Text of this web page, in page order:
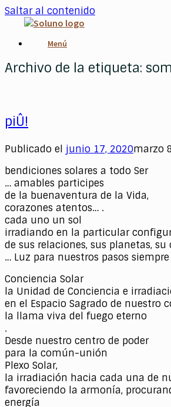
Saltar al contenido
Menú
Archivo de la etiqueta:
piÛ!
Publicado el junio 17, 2020marzo
bendiciones solares a todo Ser
… amables participes
de la buenaventura de la Vida,
corazones atentos… .
cada uno un sol
irradiando en la particular
de sus relaciones, sus planetas,
… Luz para nuestros pasos siempre
Conciencia Solar
la Unidad de Conciencia e
en el Espacio Sagrado de nuestro
la llama viva del fuego eterno
.
Desde nuestro centro de poder
para la común-unión
Plexo Solar,
la irradiación hacia cada una de
favoreciendo la armonía,
energía